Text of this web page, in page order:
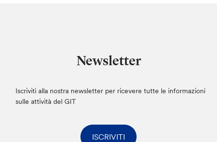
Newsletter
Iscriviti alla nostra newsletter per ricevere tutte le informazioni
sulle attività del GIT
ISCRIVITI